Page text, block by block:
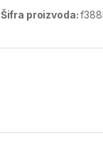
Šifra proizvoda: